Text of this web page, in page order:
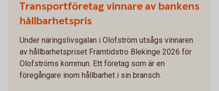
Transportföretag vinnare av bankens
hållbarhetspris
Under näringslivsgalan i Olofström utsågs vinnaren
av hållbarhetspriset Framtidstro Blekinge 2026 för
Olofströms kommun. Ett företag som är en
föregångare inom hållbarhet i sin bransch.